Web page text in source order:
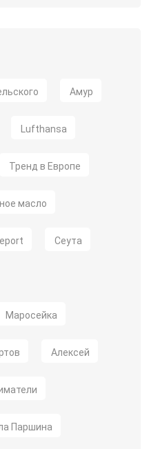
Амур
Lufthansa
Тренд в Европе
масло
Сеута
Маросейка
Алексей
Паршина